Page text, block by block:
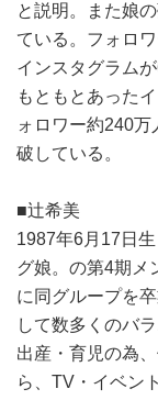
と説明。また娘
ている。フォロ
インスタグラム
もともとあった
ォロワー約240
破している。
■辻希美
1987年6月17日
グ娘。の第4期メ
に同グループを
して数多くのバ
出産・育児の為
ら、TV・イベン